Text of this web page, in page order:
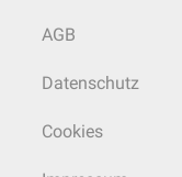
AGB
Datenschutz
Cookies